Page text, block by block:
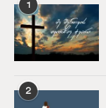
1
2